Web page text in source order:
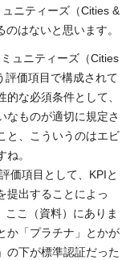
ニティーズ（Cities &
はないと思います。
ュニティーズ（Cities
評価項目で構成されて
な必須条件として、
なものが適切に規定さ
と、こういうのはエビ
。
価項目として、KPIと
提出することによっ
こ（資料）にありま
か「プラチナ」とかが
の下が標準認証だった